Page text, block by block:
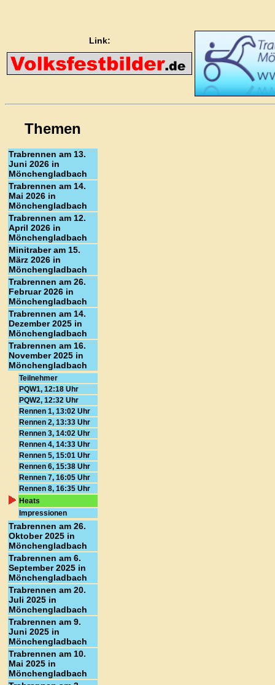
Link:
Themen
Trabrennen am 13.
Juni 2026 in
Mönchengladbach
Trabrennen am 14.
Mai 2026 in
Mönchengladbach
Trabrennen am 12.
April 2026 in
Mönchengladbach
Minitraber am 15.
März 2026 in
Mönchengladbach
Trabrennen am 26.
Februar 2026 in
Mönchengladbach
Trabrennen am 14.
Dezember 2025 in
Mönchengladbach
Trabrennen am 16.
November 2025 in
Mönchengladbach
Teilnehmer
PQW1, 12:18 Uhr
PQW2, 12:32 Uhr
Rennen 1, 13:02 Uhr
Rennen 2, 13:33 Uhr
Rennen 3, 14:02 Uhr
Rennen 4, 14:33 Uhr
Rennen 5, 15:01 Uhr
Rennen 6, 15:38 Uhr
Rennen 7, 16:05 Uhr
Rennen 8, 16:35 Uhr
Heats
Impressionen
Trabrennen am 26.
Oktober 2025 in
Mönchengladbach
Trabrennen am 6.
September 2025 in
Mönchengladbach
Trabrennen am 20.
Juli 2025 in
Mönchengladbach
Trabrennen am 9.
Juni 2025 in
Mönchengladbach
Trabrennen am 10.
Mai 2025 in
Mönchengladbach